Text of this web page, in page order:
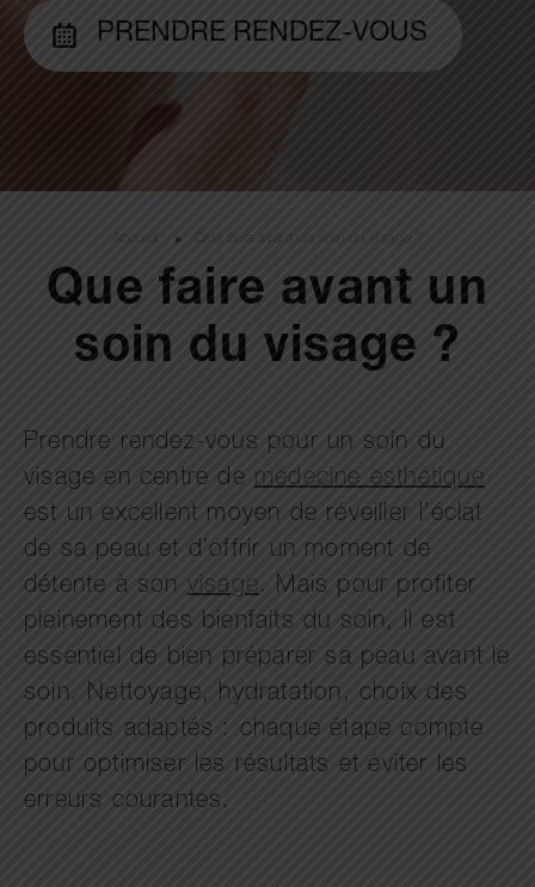
PRENDRE RENDEZ-VOUS
Accueil Que faire avant un soin du visage ?
Que faire avant un
soin du visage ?
Prendre rendez-vous pour un soin du
visage en centre de médecine esthétique
est un excellent moyen de réveiller l’éclat
de sa peau et d’offrir un moment de
détente à son visage. Mais pour profiter
pleinement des bienfaits du soin, il est
essentiel de bien préparer sa peau avant le
soin. Nettoyage, hydratation, choix des
produits adaptés : chaque étape compte
pour optimiser les résultats et éviter les
erreurs courantes.